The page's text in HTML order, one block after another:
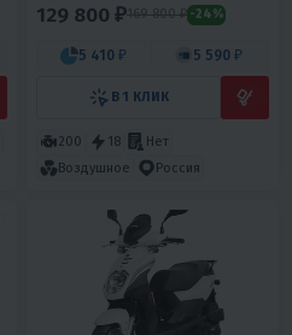
129 800 ₽169 800 ₽ -24%
5 410 ₽ 5 590 ₽
В 1 КЛИК
200 18
Нет
Воздушное
Россия